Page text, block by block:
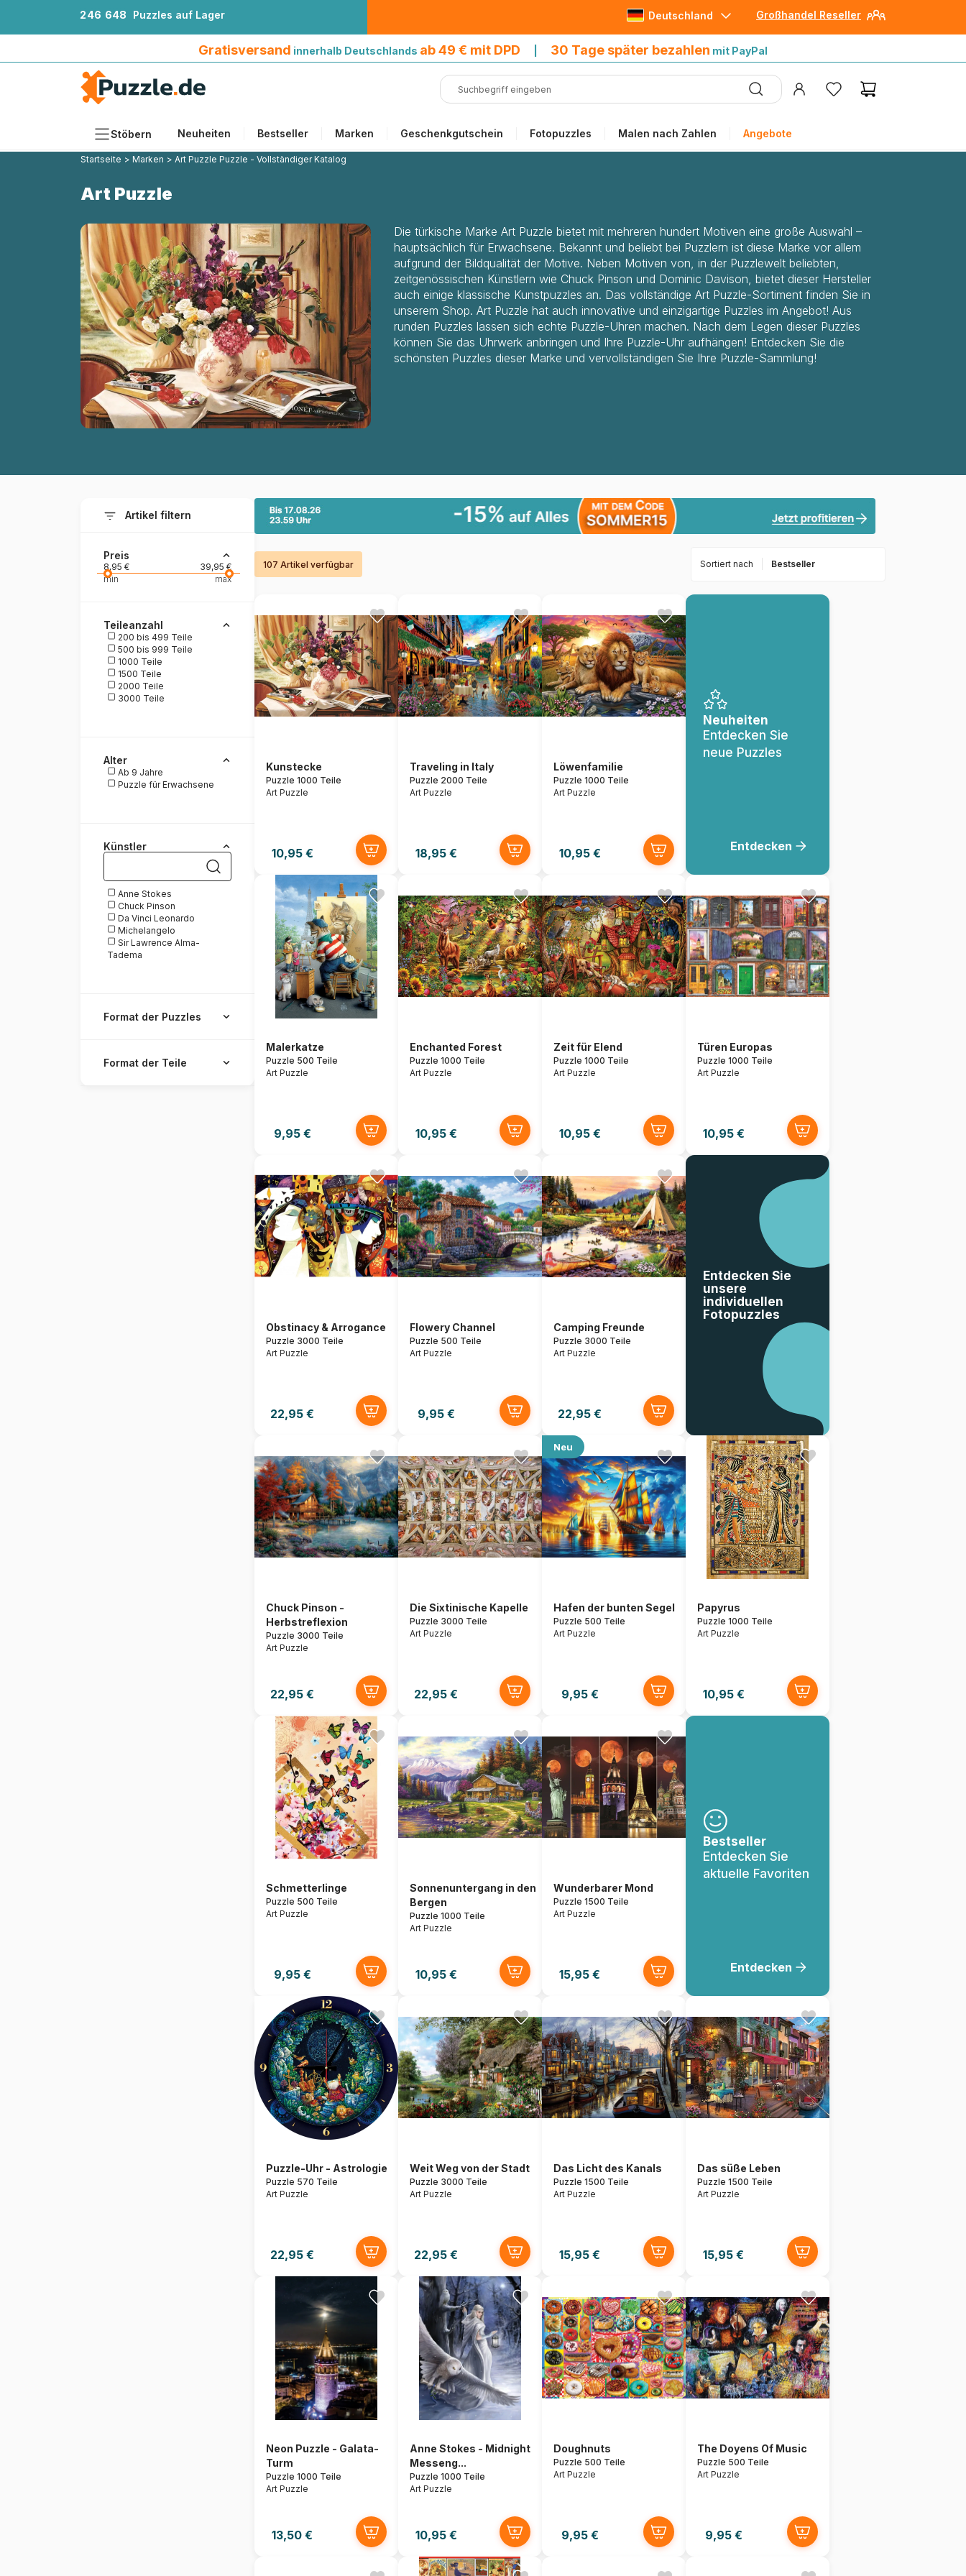
246 648 Puzzles auf Lager Großhandel Reseller
Deutschland
Gratisversand innerhalb Deutschlands ab 49 € mit DPD 30 Tage später bezahlen mit PayPal
Stöbern Neuheiten Bestseller Marken Geschenkgutschein Fotopuzzles Malen nach Zahlen Angebote
Teileanzahl
Format
Alter
Künstlerinnen und Künstler
Zubehör
Holzpuzzles
Malen nach Zahlen
Startseite > Marken > Art Puzzle Puzzle - Vollständiger Katalog
Art Puzzle
Die türkische Marke Art Puzzle bietet mit mehreren hundert Motiven eine große Auswahl –
hauptsächlich für Erwachsene. Bekannt und beliebt bei Puzzlern ist diese Marke vor allem
aufgrund der Bildqualität der Motive. Neben Motiven von, in der Puzzlewelt beliebten,
zeitgenössischen Künstlern wie Chuck Pinson und Dominic Davison, bietet dieser Hersteller
auch einige klassische Kunstpuzzles an. Das vollständige Art Puzzle-Sortiment finden Sie in
unserem Shop. Art Puzzle hat auch innovative und einzigartige Puzzles im Angebot! Aus
runden Puzzles lassen sich echte Puzzle-Uhren machen. Nach dem Legen dieser Puzzles
können Sie das Uhrwerk anbringen und Ihre Puzzle-Uhr aufhängen! Entdecken Sie die
schönsten Puzzles dieser Marke und vervollständigen Sie Ihre Puzzle-Sammlung!
107 Artikel verfügbar Sortiert nach
Kunstecke
Puzzle 1000 Teile
Art Puzzle
10,95 €
Traveling in Italy
Puzzle 2000 Teile
Art Puzzle
18,95 €
Löwenfamilie
Puzzle 1000 Teile
Art Puzzle
10,95 €
Neuheiten
Entdecken Sie
neue Puzzles
Entdecken
Malerkatze
Puzzle 500 Teile
Art Puzzle
9,95 €
Enchanted Forest
Puzzle 1000 Teile
Art Puzzle
10,95 €
Zeit für Elend
Puzzle 1000 Teile
Art Puzzle
10,95 €
Türen Europas
Puzzle 1000 Teile
Art Puzzle
10,95 €
Obstinacy & Arrogance
Puzzle 3000 Teile
Art Puzzle
22,95 €
Flowery Channel
Puzzle 500 Teile
Art Puzzle
9,95 €
Camping Freunde
Puzzle 3000 Teile
Art Puzzle
22,95 €
Entdecken Sie
unsere
individuellen
Fotopuzzles
Chuck Pinson -
Herbstreflexion
Puzzle 3000 Teile
Art Puzzle
22,95 €
Die Sixtinische Kapelle
Puzzle 3000 Teile
Art Puzzle
22,95 €
Neu
Hafen der bunten Segel
Puzzle 500 Teile
Art Puzzle
9,95 €
Papyrus
Puzzle 1000 Teile
Art Puzzle
10,95 €
Schmetterlinge
Puzzle 500 Teile
Art Puzzle
9,95 €
Sonnenuntergang in den
Bergen
Puzzle 1000 Teile
Art Puzzle
10,95 €
Wunderbarer Mond
Puzzle 1500 Teile
Art Puzzle
15,95 €
Bestseller
Entdecken Sie
aktuelle Favoriten
Entdecken
Puzzle-Uhr - Astrologie
Puzzle 570 Teile
Art Puzzle
22,95 €
Weit Weg von der Stadt
Puzzle 3000 Teile
Art Puzzle
22,95 €
Das Licht des Kanals
Puzzle 1500 Teile
Art Puzzle
15,95 €
Das süße Leben
Puzzle 1500 Teile
Art Puzzle
15,95 €
Neon Puzzle - Galata-
Turm
Puzzle 1000 Teile
Art Puzzle
13,50 €
Anne Stokes - Midnight
Messeng...
Puzzle 1000 Teile
Art Puzzle
10,95 €
Doughnuts
Puzzle 500 Teile
Art Puzzle
9,95 €
The Doyens Of Music
Puzzle 500 Teile
Art Puzzle
9,95 €
Artikel filtern
Preis
8,95 €
39,95 €
min
max
Teileanzahl
200 bis 499 Teile
500 bis 999 Teile
1000 Teile
1500 Teile
2000 Teile
3000 Teile
Alter
Ab 9 Jahre
Puzzle für Erwachsene
Künstler
Anne Stokes
Chuck Pinson
Da Vinci Leonardo
Michelangelo
Sir Lawrence Alma-
Tadema
Format der Puzzles
Format der Teile